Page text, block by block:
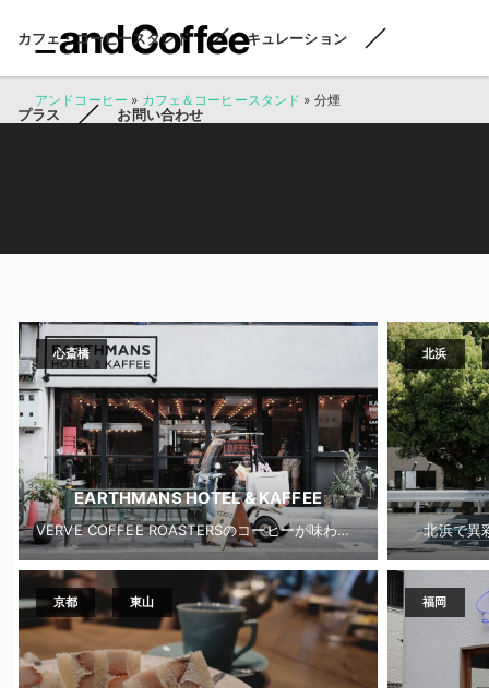
カフェ・コーヒースタンド キュレーション
プラス お問い合わせ
アンドコーヒー » カフェ＆コーヒースタンド » 分煙
心斎橋
EARTHMANS HOTEL & KAFFEE
VERVE COFFEE ROASTERSのコーヒーが味わえるカフェ併設ホテル
北浜
北浜で異
京都 東山 福岡